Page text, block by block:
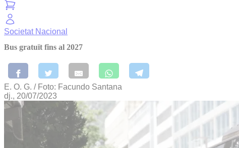
Societat Nacional
Bus gratuït fins al 2027
E. O. G. / Foto: Facundo Santana
dj., 20/07/2023